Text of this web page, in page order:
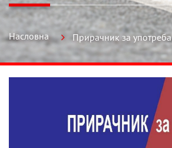
Насловна Прирачник за употреба